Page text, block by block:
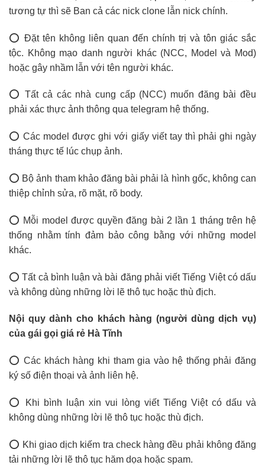
tương tự thì sẽ Ban cả các nick clone lẫn nick chính.
⭕ Đặt tên không liên quan đến chính trị và tôn giác sắc
tộc. Không mạo danh người khác (NCC, Model và Mod)
hoặc gây nhầm lẫn với tên người khác.
⭕ Tất cả các nhà cung cấp (NCC) muốn đăng bài đều
phải xác thực ảnh thông qua telegram hệ thống.
⭕ Các model được ghi với giấy viết tay thì phải ghi ngày
tháng thực tế lúc chụp ảnh.
⭕ Bộ ảnh tham khảo đăng bài phải là hình gốc, không can
thiệp chỉnh sửa, rõ mặt, rõ body.
⭕ Mỗi model được quyền đăng bài 2 lần 1 tháng trên hệ
thống nhằm tính đảm bảo công bằng với những model
khác.
⭕ Tất cả bình luận và bài đăng phải viết Tiếng Việt có dấu
và không dùng những lời lẽ thô tục hoặc thù địch.
Nội quy dành cho khách hàng (người dùng dịch vụ)
của gái gọi giá rẻ Hà Tĩnh
⭕ Các khách hàng khi tham gia vào hệ thống phải đăng
ký số điện thoại và ảnh liên hệ.
⭕ Khi bình luận xin vui lòng viết Tiếng Việt có dấu và
không dùng những lời lẽ thô tục hoặc thù địch.
⭕ Khi giao dịch kiếm tra check hàng đều phải không đăng
tải những lời lẽ thô tục hăm dọa hoặc spam.